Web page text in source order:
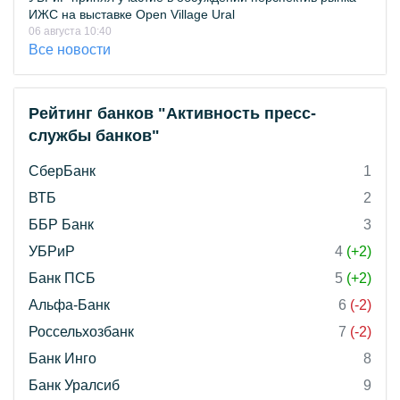
ИЖС на выставке Open Village Ural
06 августа 10:40
Все новости
Рейтинг банков "Активность пресс-
службы банков"
СберБанк
1
ВТБ
2
ББР Банк
3
УБРиР
4 (+2)
Банк ПСБ
5 (+2)
Альфа-Банк
6 (-2)
Россельхозбанк
7 (-2)
Банк Инго
8
Банк Уралсиб
9